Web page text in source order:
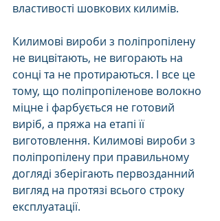
властивості шовкових килимів.
Килимові вироби з поліпропілену
не вицвітають, не вигорають на
сонці та не протираються. І все це
тому, що поліпропіленове волокно
міцне і фарбується не готовий
виріб, а пряжа на етапі її
виготовлення. Килимові вироби з
поліпропілену при правильному
догляді зберігають первозданний
вигляд на протязі всього строку
експлуатації.